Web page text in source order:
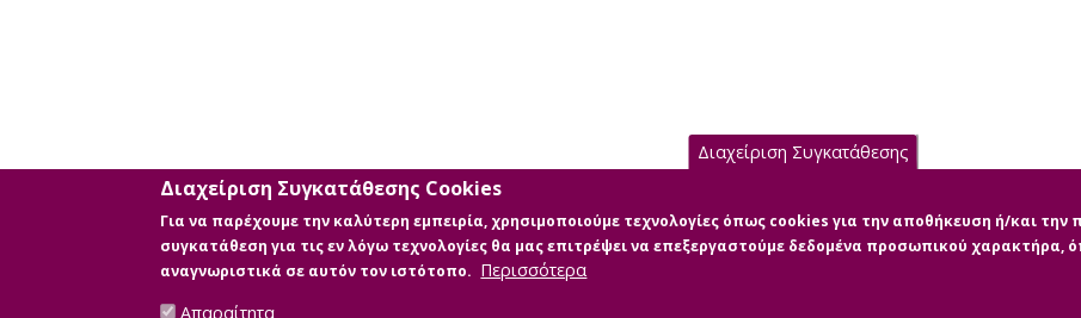
Διαχείριση Συγκατάθεσης
Διαχείριση Συγκατάθεσης Cookies
Για να παρέχουμε την καλύτερη εμπειρία, χρησιμοποιούμε τεχνολογίες όπως cookies για την αποθήκευση ή/και
συγκατάθεση για τις εν λόγω τεχνολογίες θα μας επιτρέψει να επεξεργαστούμε δεδομένα προσωπικού χαρακτήρα,
αναγνωριστικά σε αυτόν τον ιστότοπο. Περισσότερα
Απαραίτητα